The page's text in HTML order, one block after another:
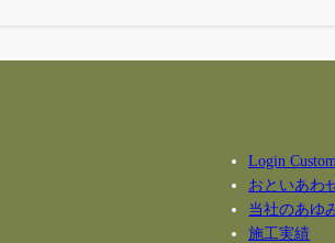
Login
おといあわ
当社のあゆ
施工実績